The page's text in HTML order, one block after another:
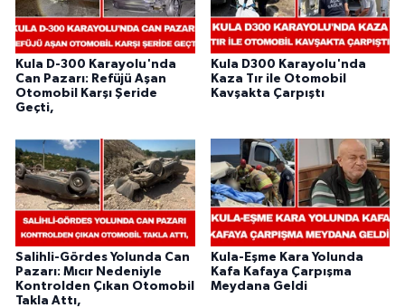
Kula D-300 Karayolu'nda
Can Pazarı: Refüjü Aşan
Otomobil Karşı Şeride
Geçti,
Kula D300 Karayolu'nda
Kaza Tır ile Otomobil
Kavşakta Çarpıştı
Salihli-Gördes Yolunda Can
Pazarı: Mıcır Nedeniyle
Kontrolden Çıkan Otomobil
Takla Attı,
Kula-Eşme Kara Yolunda
Kafa Kafaya Çarpışma
Meydana Geldi